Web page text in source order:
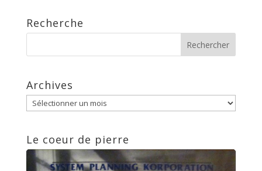
Recherche
Archives
Archives
Le coeur de pierre
Lecteur
audio